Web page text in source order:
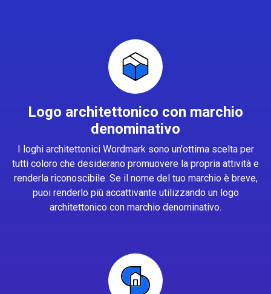
Logo architettonico con marchio
denominativo
I loghi architettonici Wordmark sono un'ottima scelta per
tutti coloro che desiderano promuovere la propria attività e
renderla riconoscibile. Se il nome del tuo marchio è breve,
puoi renderlo più accattivante utilizzando un logo
architettonico con marchio denominativo.